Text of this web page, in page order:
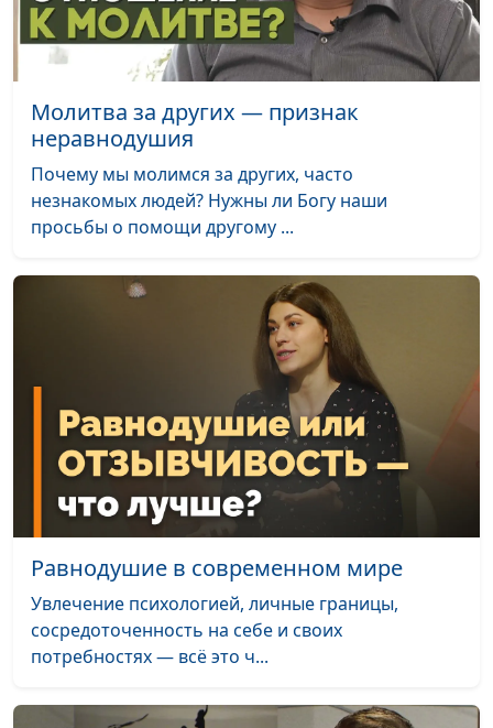
Молитва за других — признак
неравнодушия
Почему мы молимся за других, часто
незнакомых людей? Нужны ли Богу наши
просьбы о помощи другому ...
Равнодушие в современном мире
Увлечение психологией, личные границы,
сосредоточенность на себе и своих
потребностях — всё это ч...